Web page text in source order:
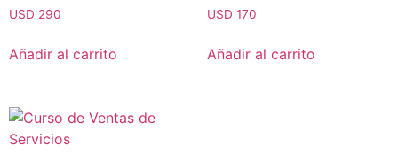
USD 290
Añadir al carrito
USD 170
Añadir al carrito